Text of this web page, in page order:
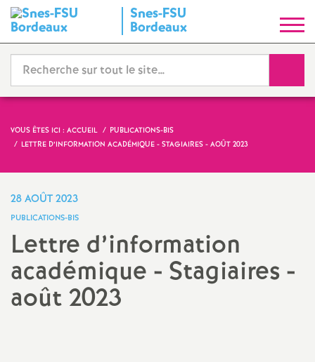
Snes-FSU
Bordeaux
y
n
d
i
a
t
VOUS ÊTES ICI : ACCUEIL
PUBLICATIONS-BIS
LETTRE D’INFORMATION ACADÉMIQUE - STAGIAIRES - AOÛT 2023
28 AOÛT 2023
PUBLICATIONS-BIS
Lettre d’information
académique - Stagiaires -
août 2023